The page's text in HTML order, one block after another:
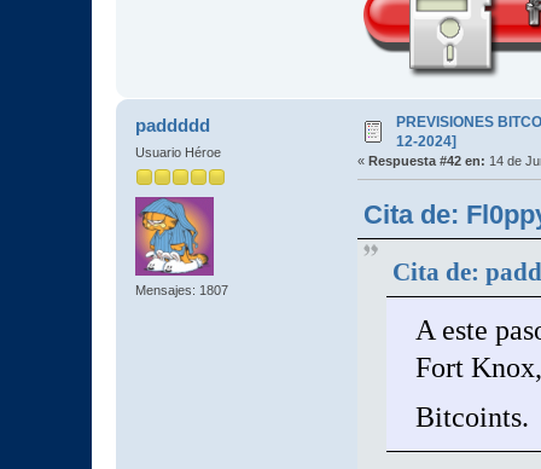
paddddd
Usuario Héroe
Mensajes: 1807
PREVISIONES
12-2024]
« Respuesta #42 en: 14 de
Cita de:
Cita de:
A este
Fort